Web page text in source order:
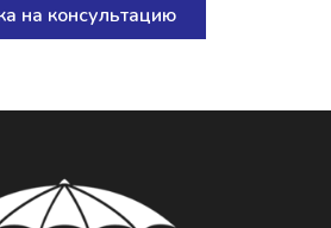
на консультацию